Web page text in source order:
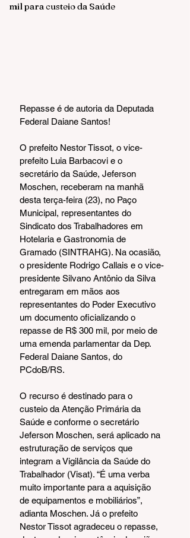
mil para custeio da Saúde
Repasse é de autoria da Deputada
Federal Daiane Santos!
O prefeito Nestor Tissot, o vice-
prefeito Luia Barbacovi e o
secretário da Saúde, Jeferson
Moschen, receberam na manhã
desta terça-feira (23), no Paço
Municipal, representantes do
Sindicato dos Trabalhadores em
Hotelaria e Gastronomia de
Gramado (SINTRAHG). Na ocasião,
o presidente Rodrigo Callais e o vice-
presidente Silvano Antônio da Silva
entregaram em mãos aos
representantes do Poder Executivo
um documento oficializando o
repasse de R$ 300 mil, por meio de
uma emenda parlamentar da Dep.
Federal Daiane Santos, do
PCdoB/RS.
O recurso é destinado para o
custeio da Atenção Primária da
Saúde e conforme o secretário
Jeferson Moschen, será aplicado na
estruturação de serviços que
integram a Vigilância da Saúde do
Trabalhador (Visat). “É uma verba
muito importante para a aquisição
de equipamentos e mobiliários”,
adianta Moschen. Já o prefeito
Nestor Tissot agradeceu o repasse,